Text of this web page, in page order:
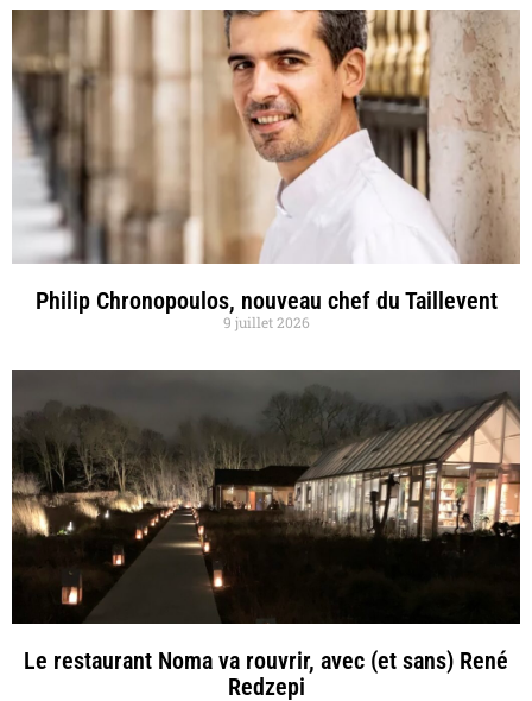
Philip Chronopoulos, nouveau chef du Taillevent
9 juillet 2026
Le restaurant Noma va rouvrir, avec (et sans) René
Redzepi